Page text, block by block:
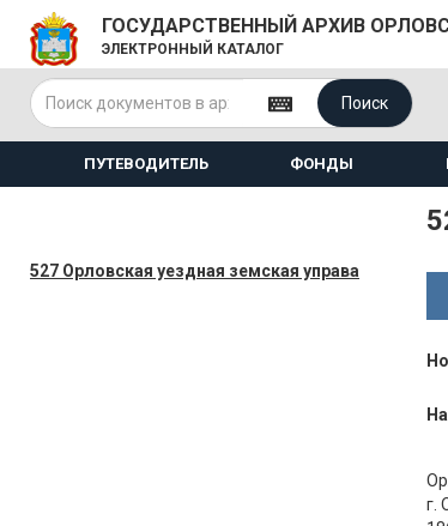
ГОСУДАРСТВЕННЫЙ АРХИВ
ЭЛЕКТРОННЫЙ КАТАЛОГ
Поиск
ПУТЕВОДИТЕЛЬ ФОНДЫ
527 Орловская уездная земская управа
г.